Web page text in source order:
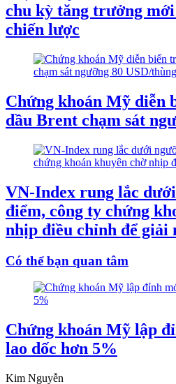
chu kỳ tăng trưởng
chiến lược
Chứng khoán Mỹ diễn
dầu Brent chạm sát
VN-Index rung lắc
điểm, công ty chứng
nhịp điều chỉnh để giải
Có thể bạn quan tâm
Chứng khoán Mỹ lập
lao dốc hơn 5%
Kim Nguyễn